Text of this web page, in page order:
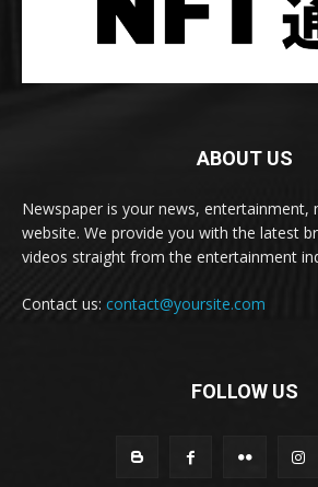
ABOUT US
Newspaper is your news, entertainment,
website. We provide you with the latest
videos straight from the entertainment
Contact us: contact@yoursite.com
FOLLOW US